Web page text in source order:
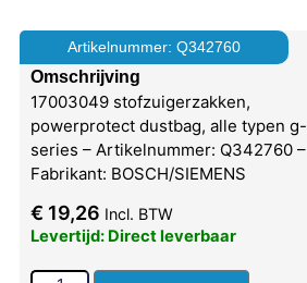
Artikelnummer: Q342760
Omschrijving
17003049 stofzuigerzakken,
powerprotect dustbag, alle typen g-
series – Artikelnummer: Q342760 –
Fabrikant: BOSCH/SIEMENS
€ 19,26 Incl. BTW
Levertijd: Direct leverbaar